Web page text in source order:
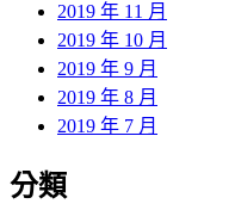
2019 年 11 月
2019 年 10 月
2019 年 9 月
2019 年 8 月
2019 年 7 月
分類